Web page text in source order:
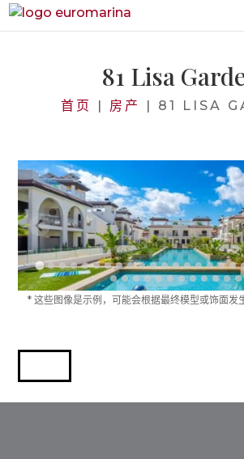
81 Lisa
首页 | 房产 | 81 LISA
* 这些图像是示例，可能会根据最终模型或饰面发